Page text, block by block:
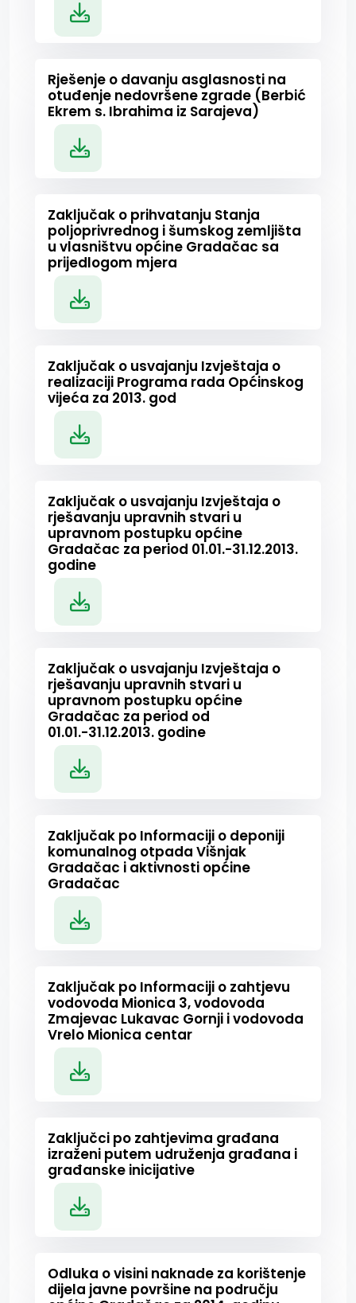
Rješenje o davanju asglasnosti na
otuđenje nedovršene zgrade (Berbić
Ekrem s. Ibrahima iz Sarajeva)
Zaključak o prihvatanju Stanja
poljoprivrednog i šumskog zemljišta
u vlasništvu općine Gradačac sa
prijedlogom mjera
Zaključak o usvajanju Izvještaja o
realizaciji Programa rada Općinskog
vijeća za 2013. god
Zaključak o usvajanju Izvještaja o
rješavanju upravnih stvari u
upravnom postupku općine
Gradačac za period 01.01.-31.12.2013.
godine
Zaključak o usvajanju Izvještaja o
rješavanju upravnih stvari u
upravnom postupku općine
Gradačac za period od
01.01.-31.12.2013. godine
Zaključak po Informaciji o deponiji
komunalnog otpada Višnjak
Gradačac i aktivnosti općine
Gradačac
Zaključak po Informaciji o zahtjevu
vodovoda Mionica 3, vodovoda
Zmajevac Lukavac Gornji i vodovoda
Vrelo Mionica centar
Zaključci po zahtjevima građana
izraženi putem udruženja građana i
građanske inicijative
Odluka o visini naknade za korištenje
dijela javne površine na području